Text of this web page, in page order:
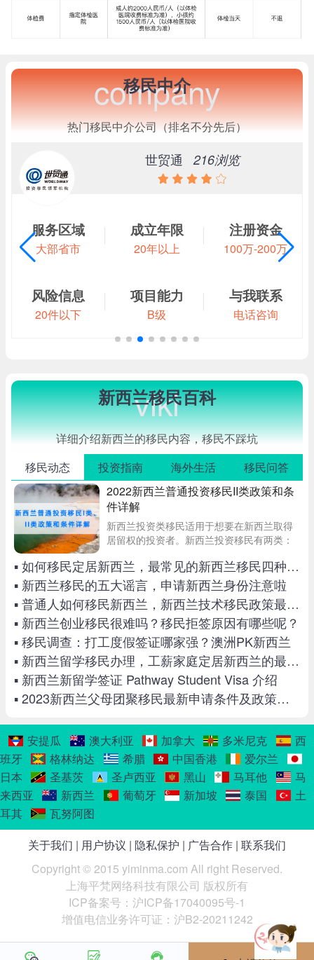
移民中介
company
热门移民中介公司（排名不分先后）
世贸通 216浏览
服务区域
大部省市
成立年限
20年以上
注册资金
100万-200万
风险信息
20件以下
项目能力
B级
与我联系
电话咨询
新西兰移民百科
viki
详细介绍新西兰的移民内容，移民不踩坑
移民动态
投资指南 海外生活
移民问答
2022新西兰普通投资移民II类政策和条
件详解
新西兰投资类移民适用于想要在新西兰取得
居留权的投资者。新西兰投资移民有两类：
nvestor）。II类适用于愿意在新西兰投资至
少150万纽币，
▪ 如何移民定居新西兰，最常见的新西兰移民四种方式
▪ 新西兰移民的五大谣言，申请新西兰身份注意啦
▪ 普通人如何移民新西兰，新西兰技术移民政策最新解析
▪ 新西兰创业移民很难吗？移民拒签原因有哪些呢？
▪ 移民调查：打工度假签证哪家强？澳洲PK新西兰
▪ 新西兰留学移民办理，工薪家庭定居新西兰的最佳选择！
▪ 新西兰新留学签证 Pathway Student Visa 介绍
▪ 2023新西兰父母团聚移民最新申请条件及政策详解！
安提瓜 澳大利亚 加拿大 多米尼克
西
班牙
格林纳达 希腊 中国香港
爱尔兰
日本
圣基茨 圣卢西亚 黑山 马耳他
马
来西亚
新西兰 葡萄牙 新加坡 泰国
土
耳其
瓦努阿图
关于我们 | 用户协议 | 隐私保护 | 广告合作 | 联系我们
Copyright © 2015 yiminma.com All right Reserved.
上海平梵网络科技有限公司 版权所有
ICP备案号：沪ICP备17040095号-1
增值电信业务许可证：沪B2-20211242